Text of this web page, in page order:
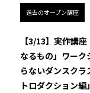
過去のオープン講座
【3/13】実作講
なるもの」ワーク
らないダンスクラ
トロダクション